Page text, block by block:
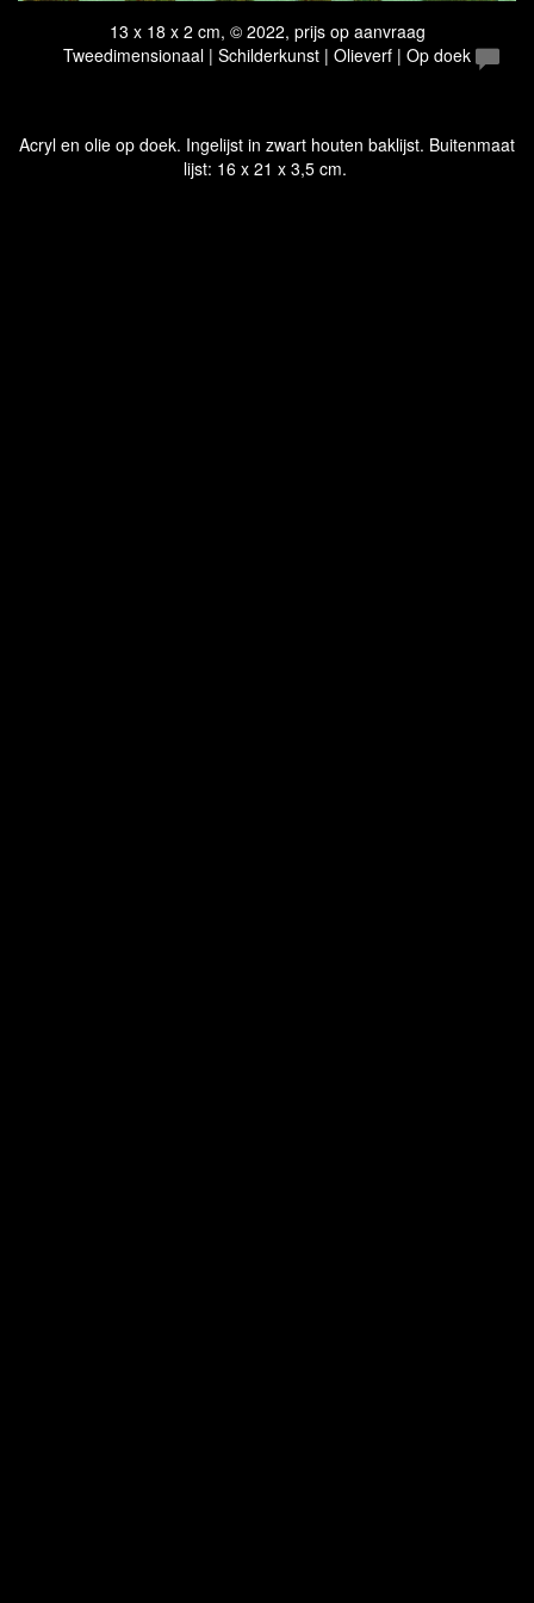
13 x 18 x 2 cm, © 2022, prijs op aanvraag
Tweedimensionaal | Schilderkunst | Olieverf | Op doek
Acryl en olie op doek. Ingelijst in zwart houten baklijst. Buitenmaat
lijst: 16 x 21 x 3,5 cm.